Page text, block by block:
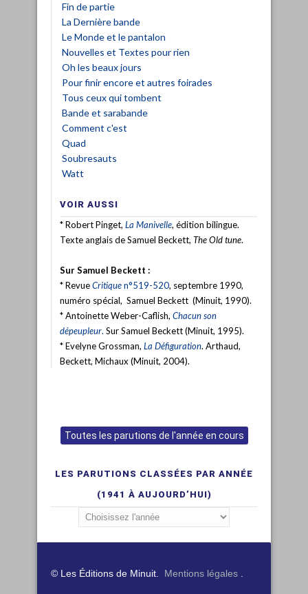
Fin de partie
La Dernière bande
Le Monde et le pantalon
Nouvelles et Textes pour rien
Oh les beaux jours
Pour finir encore et autres foirades
Tous ceux qui tombent
Bande et sarabande
Comment c'est
Quad
Soubresauts
Watt
VOIR AUSSI
* Robert Pinget, La Manivelle, édition bilingue.
Texte anglais de Samuel Beckett, The Old tune.
Sur Samuel Beckett :
* RevueCritiquen°519-520, septembre 1990,
numéro spécial, Samuel Beckett (Minuit, 1990).
* Antoinette Weber-Caflish, Chacun son
dépeupleur. Sur Samuel Beckett (Minuit, 1995).
* Evelyne Grossman, La Défiguration. Arthaud,
Beckett, Michaux (Minuit, 2004).
Toutes les parutions de l'année en cours
LES PARUTIONS CLASSÉES PAR ANNÉE
(1941 À AUJOURD’HUI)
© Les Éditions de Minuit. Mentions légales .